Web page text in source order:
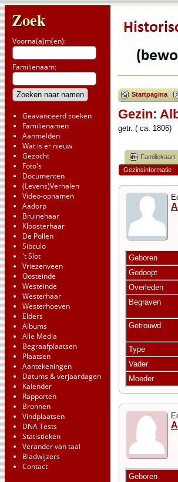
Zoek
Voorna(a)m(en):
Familienaam:
Geavanceerd zoeken
Familienamen
Aanmelden
Wat is er nieuw
Gezocht
Foto's
Documenten
(Levens)Verhalen
Video-opnamen
Aadorp
Bruinehaar
Kloosterhaar
De Pollen
Sibculo
't Slot
Vriezenveen
Oosteinde
Westeinde
Westerhaar
Westerhoeven
Elders
Albums
Alle Media
Begraafplaatsen
Plaatsen
Aantekeningen
Datums & verjaardagen
Kalender
Rapporten
Bronnen
Vindplaatsen
DNA Tests
Statistieken
Verander van taal
Bladwijzers
Contact
Startpagina
Gezin:
getr. ( ca. 1806)
Familiekaart
Gezinsinformatie
Geboren
Gedoopt
Overleden
Begraven
Getrouwd
Type
Vader
Moeder
Geboren